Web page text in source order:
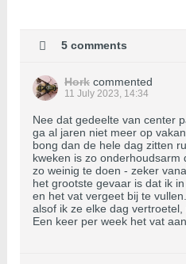
5 comments
Hork commented
11 July 2023, 14:34
Nee dat gedeelte van center
ga al jaren niet meer op
bong dan de hele dag zitten
kweken is zo
zo weinig te doen - zeker
het grootste gevaar is dat ik
en het vat vergeet bij te
alsof ik ze elke dag
Een keer per week het vat